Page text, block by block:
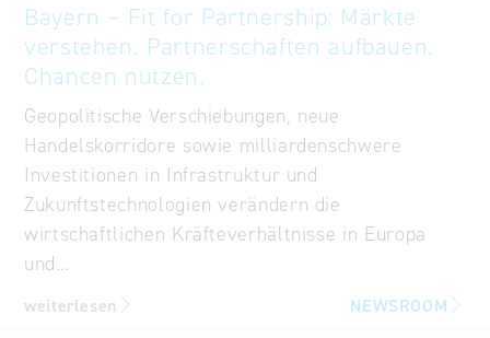
Bayern – Fit for Partnership: Märkte
verstehen. Partnerschaften aufbauen.
Chancen nutzen.
Geopolitische Verschiebungen, neue
Handelskorridore sowie milliardenschwere
Investitionen in Infrastruktur und
Zukunftstechnologien verändern die
wirtschaftlichen Kräfteverhältnisse in Europa
und…
weiterlesen NEWSROOM